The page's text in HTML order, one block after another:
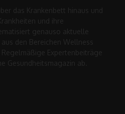
das Krankenbett hinaus und
und ihre
genauso aktuelle
den Bereichen Wellness
Expertenbeiträge
Gesundheitsmagazin ab.